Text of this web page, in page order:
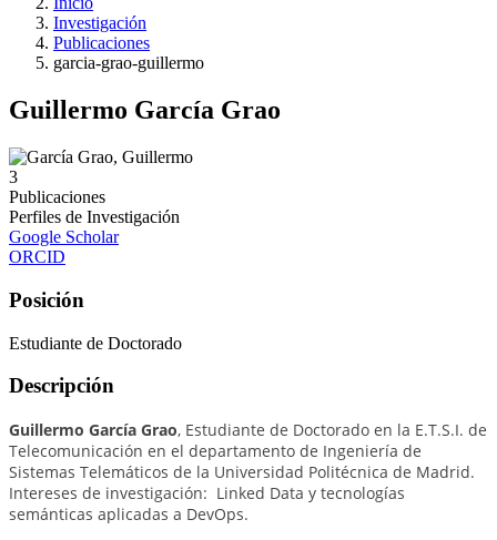
Investigación
Publicaciones
garcia-grao-guillermo
Guillermo García Grao
3
Publicaciones
Perfiles de Investigación
Google Scholar
ORCID
Posición
Estudiante de Doctorado
Descripción
Guillermo García Grao, Estudiante de Doctorado en la E.T.S.I. de
Telecomunicación en el departamento de Ingeniería de
Sistemas Telemáticos de la Universidad Politécnica de Madrid.
Intereses de investigación: Linked Data y tecnologías
semánticas aplicadas a DevOps.